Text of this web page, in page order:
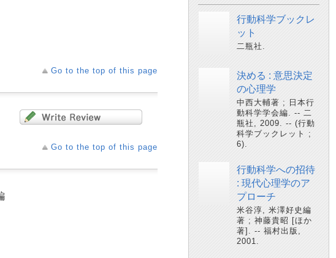
Go to the top of this page
Go to the top of this page
行動科学ブックレ
ット
二瓶社.
決める : 意思決定
の心理学
中西大輔著 ; 日本行
動科学学会編. -- 二
瓶社, 2009. -- (行動
科学ブックレット ;
6).
行動科学への招待
: 現代心理学のア
プローチ
米谷淳, 米澤好史編
著 ; 神藤貴昭 [ほか
著]. -- 福村出版,
2001.